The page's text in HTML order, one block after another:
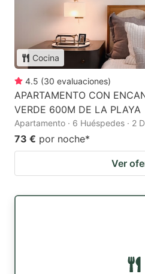
Cocina
4.5 (30 evaluaciones)
APARTAMENTO CON
VERDE 600M DE LA PLAYA
Apartamento · 6 Huéspedes · 2
73 € por noche*
Ver